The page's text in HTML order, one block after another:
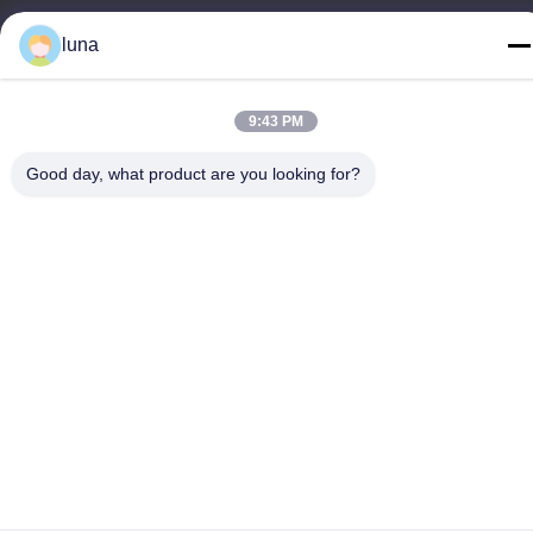
Cina Kualitas Baik Bubuk Penghilang Rambut Pemasok. Hak
Semua hak dilindungi.
luna
9:43 PM
Good day, what product are you looking for?